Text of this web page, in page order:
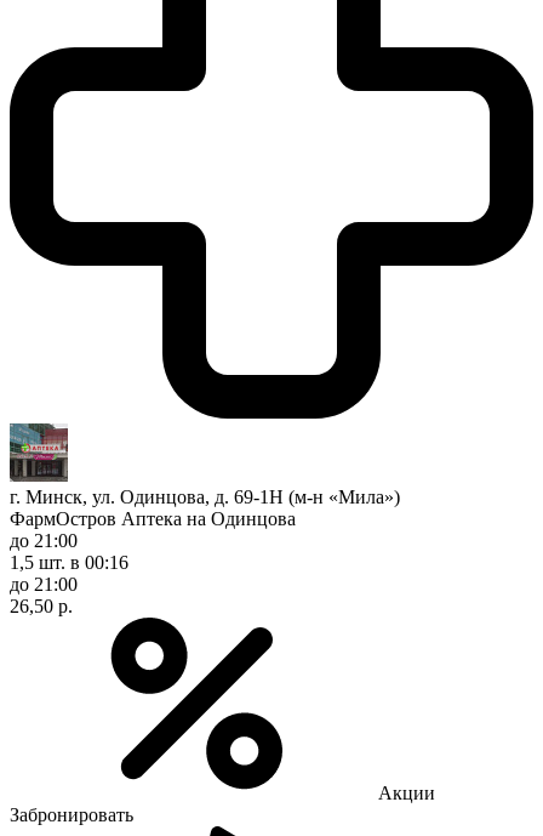
г. Минск, ул. Одинцова, д. 69-1Н (м-н «Мила»)
ФармОстров Аптека на Одинцова
до 21:00
1,5 шт. в 00:16
до 21:00
26,50 р.
Акции
Забронировать